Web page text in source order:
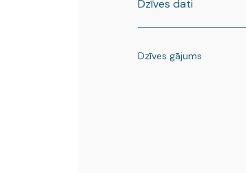
Dzīves dati
Dzīves gājums